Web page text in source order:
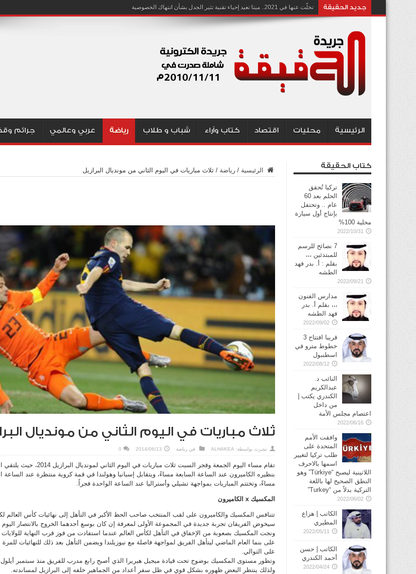
جديد الحقيقة تخلّت عنها في 2021.. ميتا تعيد إحياء تقنية تثير الجدل بشأن انتهاك الخصوصية
الرئيسية محليات اقتصاد كتاب وآراء شباب و طلاب رياضة عربي وعالمي جرائم
الرئيسية / رياضة / ثلاث مباريات في اليوم الثاني من مونديال البرازيل
ثلاث مباريات في اليوم الثاني من مونديال
نشرت بواسطة: ALHAKEA في رياضة 2014/06/13
0
تقام مساء اليوم الجمعة وفجر السبت ثلاث مباريات في اليوم الثاني
بنظيره الكاميرون عند الساعة السابعة مساءً، ويتقابل إسبانيا وهولندا في قمة كروية منتظرة عند الساعة
مساءً، وتختتم المباريات بمواجهة تشيلي وأستراليا عند الساعة الواحدة فجراً.
المكسيك x الكاميرون
تتنافس المكسيك والكاميرون على لقب المنتخب صاحب الحظ الأكبر في التأهل إلى نهائيات كأس العالم
سيخوض الفريقان تجربة جديدة في المجموعة الأولى لمعرفة إن كان بوسع أحدهما الخروج بالانتصار اليوم
ونجت المكسيك بصعوبة من الإخفاق في التأهل لكأس العالم عندما استفادت من فوز قرب النهاية للولايات
على بنما العام الماضي ليتأهل الفريق لمواجهة فاصلة مع نيوزيلندا ويضمن التأهل بعد ذلك للنهائيات
على التوالي.
وتطور مستوى المكسيك بوضوح تحت قيادة ميجيل هيريرا الذي أصبح رابع مدرب للفريق منذ سبتمبر
ولذلك ينتظر البعض ظهوره بشكل قوي في ظل سفر أعداد من الجماهير خلفه إلى البرازيل لمساندته.
كتاب الحقيقة
تركيا تُحقق
الحلم بعد 60
عام .. وتحتفل
بإنتاج أول سيارة
محلية 100%
2022/10/31
7 نصائح للرسم
للمبتدئين ،،،
بقلم : أ. بدر فهد
الطشه
2022/09/21
مدارس الفنون
،،، بقلم أ. بدر
فهد الطشه
2022/09/02
قريبا افتتاح 3
خطوط مترو في
2022/08/12
النائب د.
عبدالكريم
الكندري يكتب |
من داخل
اعتصام مجلس الأمة
2022/06/16
وافقت الأمم
المتحدة على
طلب تركيا لتغيير
اسمها بالاحرف
اللاتينية ليصبح “Türkiye” وهو
النطق الصحيح لها باللغة
التركية بدلاً من “Turkey”
2022/06/02
الكاتب | هزاع
المطيري
2022/05/11
الكاتب | حسن
أحمد الكندري
2022/04/24